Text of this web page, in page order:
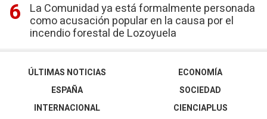
La Comunidad ya está formalmente personada
como acusación popular en la causa por el
incendio forestal de Lozoyuela
ÚLTIMAS NOTICIAS
ESPAÑA
INTERNACIONAL
ECONOMÍA
SOCIEDAD
CIENCIAPLUS